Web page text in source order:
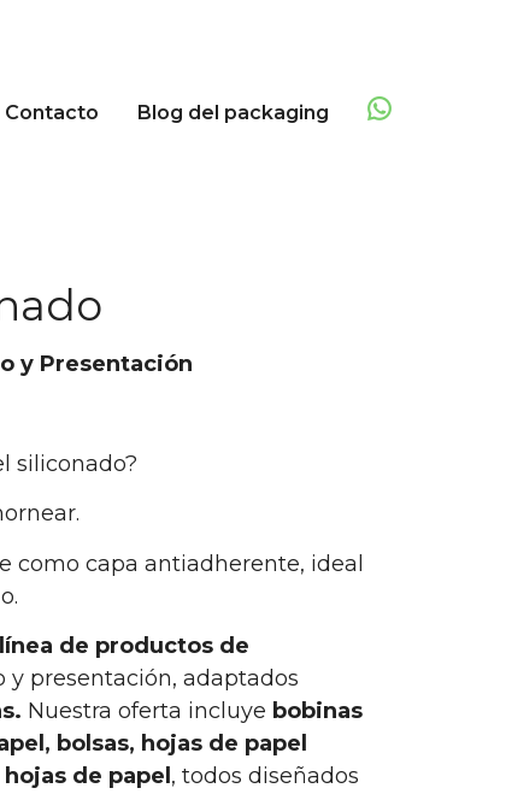
Contacto Blog del packaging
y Presentación
siliconado?
como capa antiadherente, ideal
línea de productos de
y presentación, adaptados
Nuestra oferta incluye bobinas
bolsas, hojas de papel
de papel , todos diseñados